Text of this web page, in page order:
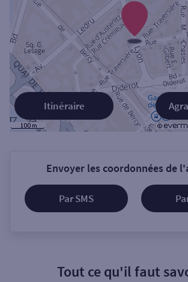
Itinéraire
Envoyer les coordonnées de
Par SMS
Tout ce qu'il faut